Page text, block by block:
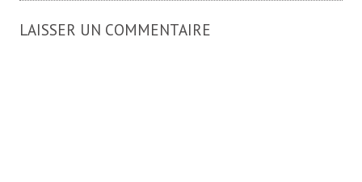
LAISSER UN COMMENTAIRE